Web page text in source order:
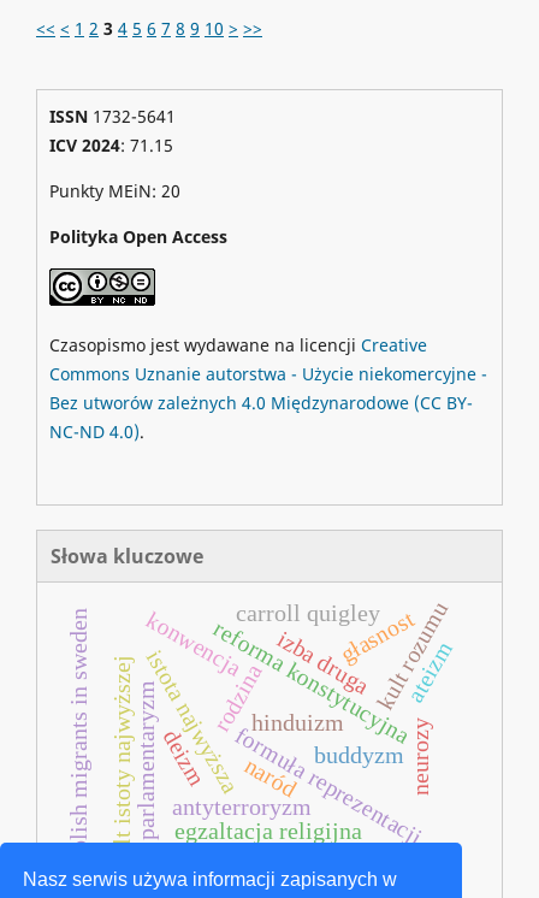
Nasz serwis używa informacji zapisanych w
<< < 1 2 3 4 5 6 7 8 9 10 > >>
ISSN1732-5641
ICV 2024: 71.15
Punkty MEiN: 20
Polityka Open Access
Czasopismo jest wydawane na licencji Creative
Commons Uznanie autorstwa - Użycie niekomercyjne -
Bez utworów zależnych 4.0 Międzynarodowe (CC BY-
NC-ND 4.0).
Słowa kluczowe
rodzina
reforma konstytucyjna
istota najwyższa
kult istoty najwyższej kult rozumu
formuła reprezentacji
izba druga
parlamentaryzm hinduizm
buddyzm
antyterroryzm
konwencja
deizm
głasnost
polish migrants in sweden egzaltacja religijna
neurozy
carroll quigley
ateizm
naród